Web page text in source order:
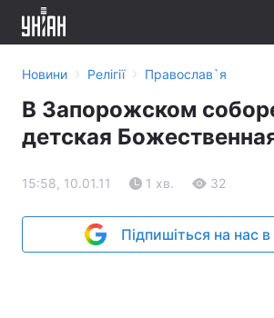
Новини › Релігії › Православ`я
В Запорожском
детская
15:58, 10.01.11 1 хв. 32
Підпишіться на нас